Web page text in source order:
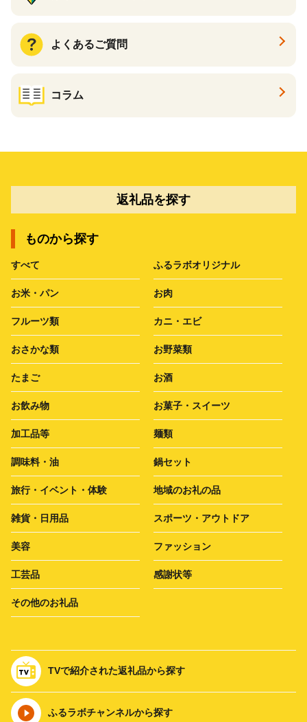
よくあるご質問
コラム
返礼品を探す
ものから探す
すべて ふるラボオリジナル
お米・パン お肉
フルーツ類 カニ・エビ
おさかな類 お野菜類
たまご お酒
お飲み物 お菓子・スイーツ
加工品等 麺類
調味料・油 鍋セット
旅行・イベント・体験 地域のお礼の品
雑貨・日用品 スポーツ・アウトドア
美容 ファッション
工芸品 感謝状等
その他のお礼品
TVで紹介された返礼品から探す
ふるラボチャンネルから探す